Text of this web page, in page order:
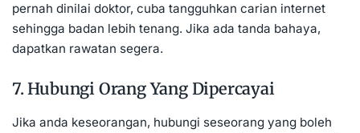
pernah dinilai doktor, cuba tangguhkan carian internet
sehingga badan lebih tenang. Jika ada tanda bahaya,
dapatkan rawatan segera.
7. Hubungi Orang Yang Dipercayai
Jika anda keseorangan, hubungi seseorang yang boleh